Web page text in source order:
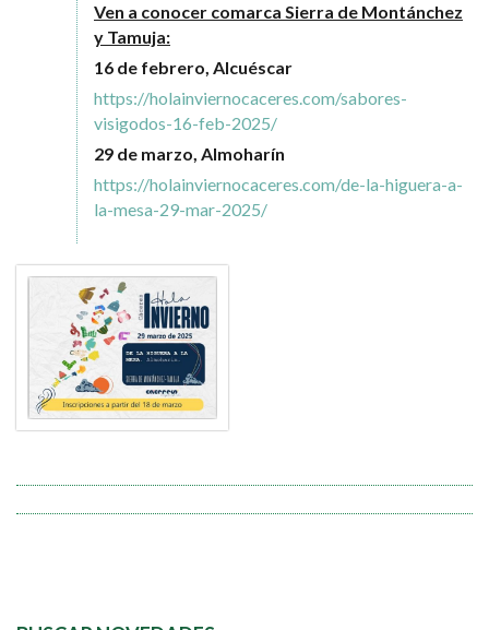
Ven a conocer comarca Sierra de Montánchez
y Tamuja:
16 de febrero, Alcuéscar
https://holainviernocaceres.com/sabores-
visigodos-16-feb-2025/
29 de marzo, Almoharín
https://holainviernocaceres.com/de-la-higuera-a-
la-mesa-29-mar-2025/